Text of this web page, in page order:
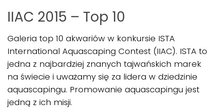
IIAC 2015 – Top 10
Galeria top 10 akwariów w konkursie ISTA
International Aquascaping Contest (IIAC). ISTA to
jedna z najbardziej znanych tajwańskich marek
na świecie i uważamy się za lidera w dziedzinie
aquascapingu. Promowanie aquascapingu jest
jedną z ich misji.